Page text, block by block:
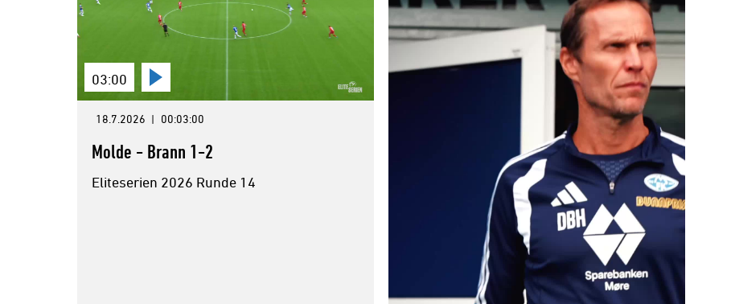
03:00
18.7.2026 | 00:03:00
Molde - Brann 1-2
Eliteserien 2026 Runde 14